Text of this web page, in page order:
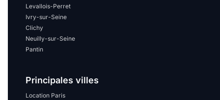
Levallois-Perret
Ivry-sur-Seine
Clichy
Neuilly-sur-Seine
Pantin
Principales villes
Location Paris